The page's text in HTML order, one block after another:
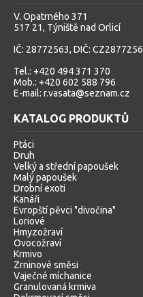
V. Opatrného 371
517 21, Týniště nad Orlicí
IČ: 28772563, DIČ: CZ2877256
Tel.: +420 494 371 370
Mob.: +420 602 588 796
E-mail: r.vasata@seznam.cz
KATALOG PRODUKTŮ
Ptáci
Druh
Velký a střední papoušek
Malý papoušek
Drobní exoti
Kanáři
Evropští pěvci "divočina"
Loriové
Hmyzožraví
Ovocožraví
Krmivo
Zrninové směsi
Vaječné míchanice
Granulovaná krmiva